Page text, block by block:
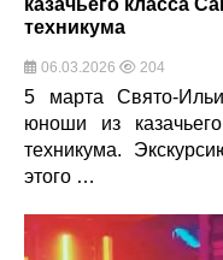
казачьего класса
техникума
06.03.2026 204
5 марта Свято-
юноши из казачьего
техникума.
этого …